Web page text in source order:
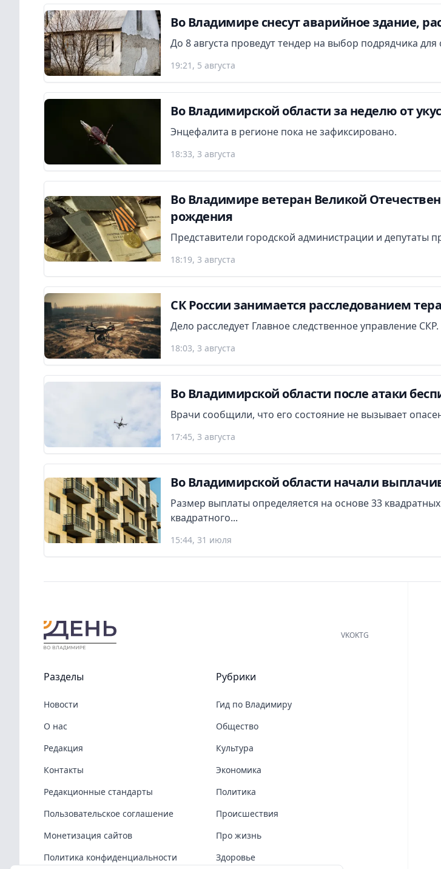
Во Владимире снесут аварийное здание,
До 8 августа проведут тендер на выбор подрядчика
19:21, 5 августа
Во Владимирской области за неделю от
Энцефалита в регионе пока не зафиксировано.
18:33, 3 августа
Во Владимире ветеран Великой
рождения
Представители городской администрации и депутаты
18:19, 3 августа
СК России занимается расследованием
Дело расследует Главное следственное управление СКР.
18:03, 3 августа
Во Владимирской области после атаки
Врачи сообщили, что его состояние не вызывает
17:45, 3 августа
Во Владимирской области начали
Размер выплаты определяется на основе 33
квадратного...
15:44, 31 июля
VKOKTG
Разделы
Новости
О нас
Редакция
Контакты
Редакционные стандарты
Пользовательское соглашение
Монетизация сайтов
Политика конфиденциальности
Рубрики
Гид по Владимиру
Общество
Культура
Экономика
Политика
Происшествия
Про жизнь
Здоровье